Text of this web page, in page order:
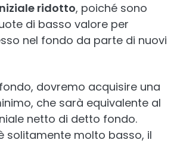
ridotto, poiché sono
di basso valore per
nel fondo da parte di nuovi
dovremo acquisire una
che sarà equivalente al
netto di detto fondo.
solitamente molto basso, il